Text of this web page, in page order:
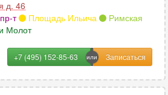
23
49
д. 46
т
Площадь Ильича
Римская
Молот
+7 (495) 152-85-63